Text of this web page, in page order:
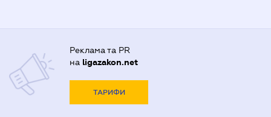
Реклама та PR
на ligazakon.net
ТАРИФИ